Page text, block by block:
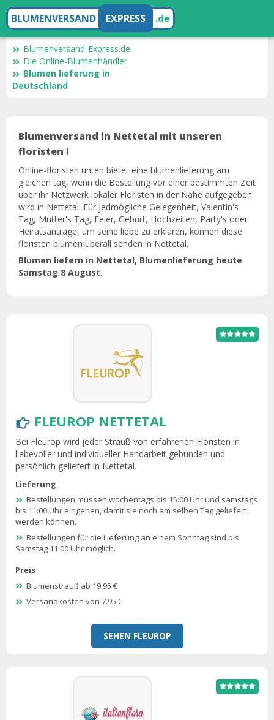
BLUMENVERSAND EXPRESS .de
Blumenversand-Express.de
Die Online-Blumenhändler
Blumen lieferung in
Deutschland
Blumenversand in Nettetal mit unseren
floristen !
Online-floristen unten bietet eine blumenlieferung am
gleichen tag, wenn die Bestellung vor einer bestimmten Zeit
über ihr Netzwerk lokaler Floristen in der Nähe aufgegeben
wird in Nettetal. Für jedmögliche Gelegenheit, Valentin's
Tag, Mutter's Tag, Feier, Geburt, Hochzeiten, Party's oder
Heiratsanträge, um seine liebe zu erklären, können diese
floristen blumen überall senden in Nettetal.
Blumen liefern in Nettetal, Blumenlieferung heute
Samstag 8 August.
FLEUROP NETTETAL
Bei Fleurop wird jeder Strauß von erfahrenen Floristen in
liebevoller und individueller Handarbeit gebunden und
persönlich geliefert in Nettetal.
Lieferung
Bestellungen müssen wochentags bis 15:00 Uhr und samstags
bis 11:00 Uhr eingehen, damit sie noch am selben Tag geliefert
werden können.
Bestellungen für die Lieferung an einem Sonntag sind bis
Samstag 11.00 Uhr möglich.
Preis
Blumenstrauß ab 19.95 €
Versandkosten von 7.95 €
SEHEN FLEUROP